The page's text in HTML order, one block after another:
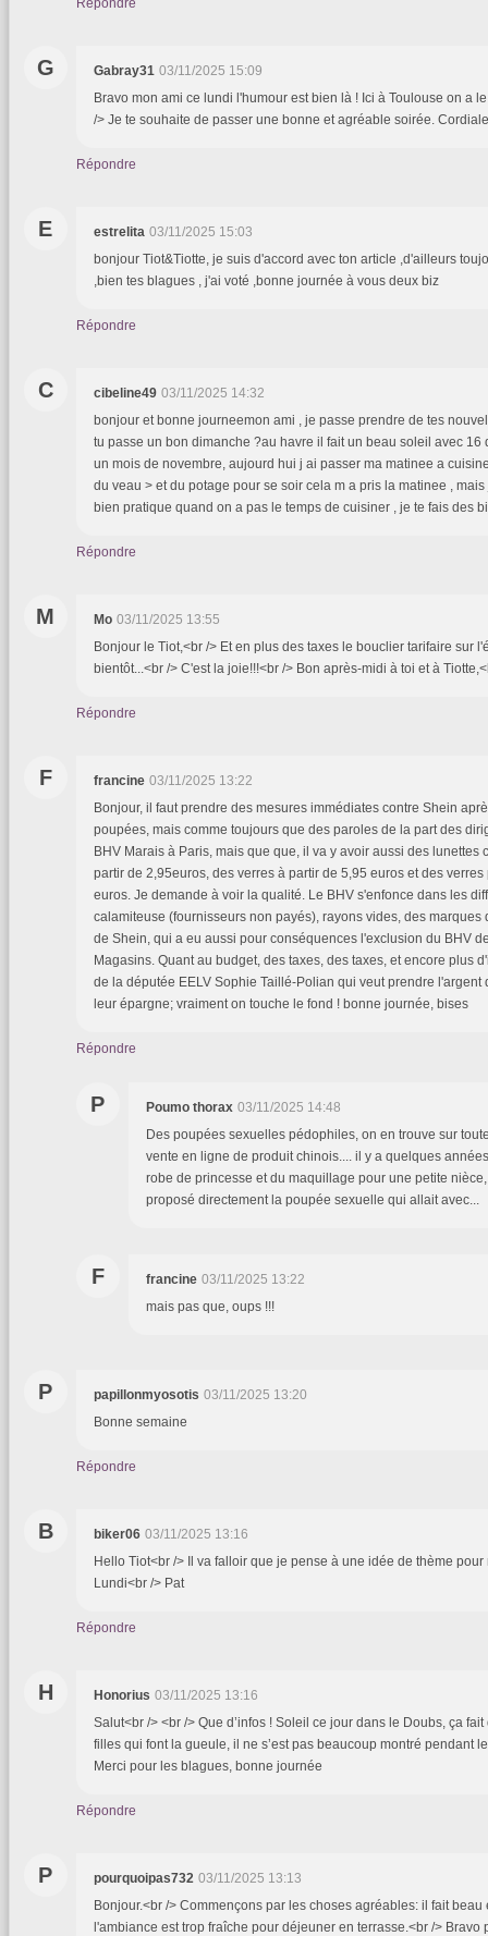
G Gabray31 03/11/2025 15:09
Bravo mon ami ce lundi l'humour est bien là ! Ici à Toulouse on a
/> Je te souhaite de passer une bonne et agréable soirée.
Répondre
E estrelita 03/11/2025 15:03
bonjour Tiot&Tiotte, je suis d'accord avec ton article ,d'ailleurs
,bien tes blagues , j'ai voté ,bonne journée à vous deux biz
Répondre
C cibeline49 03/11/2025 14:32
bonjour et bonne journeemon ami , je passe prendre de tes
tu passe un bon dimanche ?au havre il fait un beau soleil avec 16
un mois de novembre, aujourd hui j ai passer ma matinee a
du veau > et du potage pour se soir cela m a pris la matinee ,
bien pratique quand on a pas le temps de cuisiner , je te fais des
Répondre
M Mo 03/11/2025 13:55
Bonjour le Tiot,<br /> Et en plus des taxes le bouclier tarifaire sur
bientôt...<br /> C'est la joie!!!<br /> Bon après-midi à toi et à
Répondre
F francine 03/11/2025 13:22
Bonjour, il faut prendre des mesures immédiates contre Shein
poupées, mais comme toujours que des paroles de la part des
BHV Marais à Paris, mais que que, il va y avoir aussi des lunettes
partir de 2,95euros, des verres à partir de 5,95 euros et des
euros. Je demande à voir la qualité. Le BHV s'enfonce dans les
calamiteuse (fournisseurs non payés), rayons vides, des marques
de Shein, qui a eu aussi pour conséquences l'exclusion du BHV
Magasins. Quant au budget, des taxes, des taxes, et encore plus
de la députée EELV Sophie Taillé-Polian qui veut prendre l'argent
leur épargne; vraiment on touche le fond ! bonne journée, bises
Répondre
P Poumo thorax 03/11/2025 14:48
Des poupées sexuelles pédophiles, on en trouve sur
vente en ligne de produit chinois.... il y a quelques
robe de princesse et du maquillage pour une petite
proposé directement la poupée sexuelle qui allait avec...
F francine 03/11/2025 13:22
mais pas que, oups !!!
P papillonmyosotis 03/11/2025 13:20
Bonne semaine
Répondre
B biker06 03/11/2025 13:16
Hello Tiot<br /> Il va falloir que je pense à une idée de thème pour
Lundi<br /> Pat
Répondre
H Honorius 03/11/2025 13:16
Salut<br /> <br /> Que d’infos ! Soleil ce jour dans le Doubs, ça fait
filles qui font la gueule, il ne s’est pas beaucoup montré pendant
Merci pour les blagues, bonne journée
Répondre
P pourquoipas732 03/11/2025 13:13
Bonjour.<br /> Commençons par les choses agréables: il fait
l'ambiance est trop fraîche pour déjeuner en terrasse.<br /> Bravo